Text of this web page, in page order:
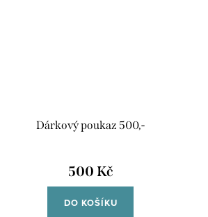
Dárkový poukaz 500,-
500 Kč
DO KOŠÍKU